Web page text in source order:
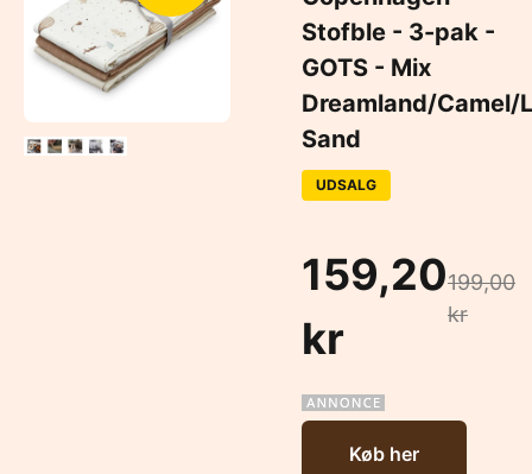
Stofble - 3-pak -
GOTS - Mix
Dreamland/Camel/
Sand
UDSALG
159,20
kr
199,00
kr
Køb her